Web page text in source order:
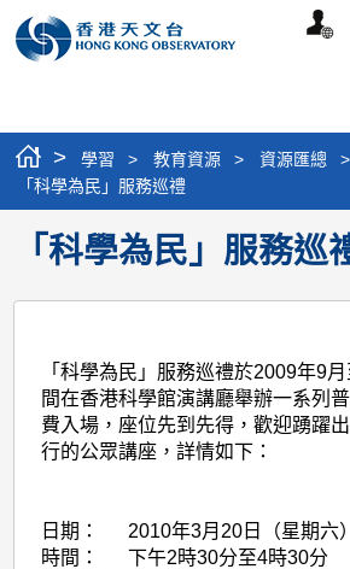
個
> 學習 > 教育資源 > 資源匯總
>
「科學為民」服務巡禮
「科學為民」服務巡
「科學為民」服務巡禮於2009年9
間在香港科學館演講廳舉辦一系列
費入場，座位先到先得，歡迎踴躍
行的公眾講座，詳情如下：
日期：
2010年3月20日（星期六）
時間：
下午2時30分至4時30分